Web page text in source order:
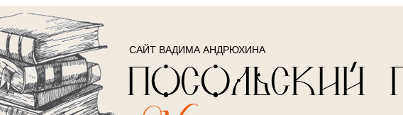
САЙТ ВАДИМА АНДРЮХИНА